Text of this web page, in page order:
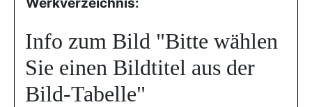
Info zum Bild "Bitte wählen
Sie einen Bildtitel aus der
Bild-Tabelle"